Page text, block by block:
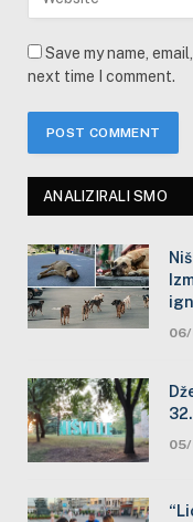
Save my name,
next time I comment.
ANALIZIRALI SMO